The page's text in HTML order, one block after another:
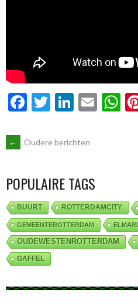
Facebook
Twitter
← Oudere berichten
POPULAIRE TAGS
BUURT ROTTERDAMCITY
GEMEENTEROTTERDAM
OUDEWESTENROTTERDAM
GAFFEL